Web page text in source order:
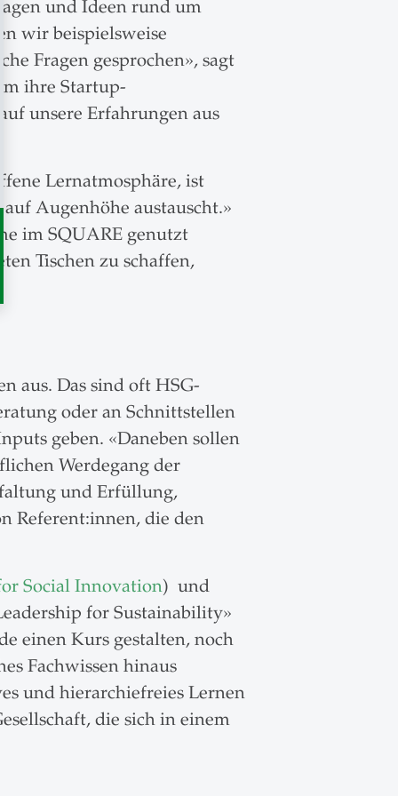
und Ideen rund um
wir beispielsweise
Fragen gesprochen», sagt
ihre Startup-
unsere Erfahrungen aus
Lernatmosphäre, ist
Augenhöhe austauscht.»
im SQUARE genutzt
Tischen zu schaffen,
aus. Das sind oft HSG-
oder an Schnittstellen
geben. «Daneben sollen
Werdegang der
und Erfüllung,
Referent:innen, die den
Social Innovation) und
for Sustainability»
einen Kurs gestalten, noch
Fachwissen hinaus
und hierarchiefreies Lernen
die sich in einem